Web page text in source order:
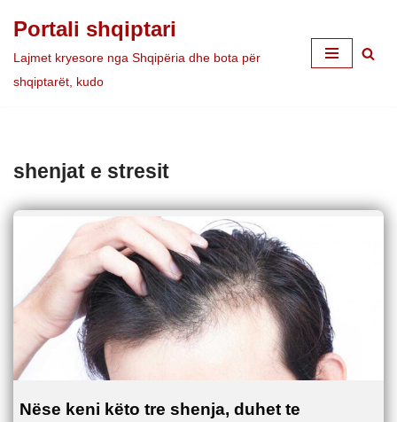
Skip
to
Portali shqiptari
Lajmet kryesore nga Shqipëria dhe bota për
shqiptarët, kudo
shenjat e stresit
Nëse keni këto tre shenja, duhet te